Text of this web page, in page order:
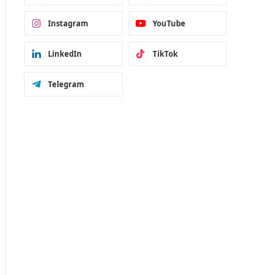
Instagram YouTube
LinkedIn TikTok
Telegram